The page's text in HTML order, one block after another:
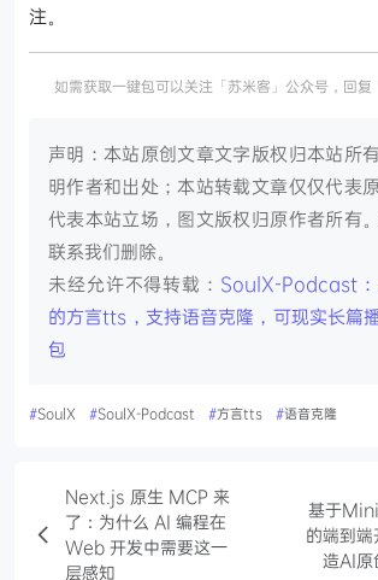
注。
如需获取一键包可以关注「苏米客」公众号，回复
声明：本站原创文章文字版权归本站所
明作者和出处；本站转载文章仅仅代表
代表本站立场，图文版权归原作者所有
联系我们删除。
未经允许不得转载： SoulX-Podcast
的方言tts，支持语音克隆，可现实长篇
包
#SoulX #SoulX-Podcast #方言tts #语音克隆
Next.js 原生 MCP 来
了：为什么 AI 编程在
Web 开发中需要这一
层感知
基于
的端到
造AI原